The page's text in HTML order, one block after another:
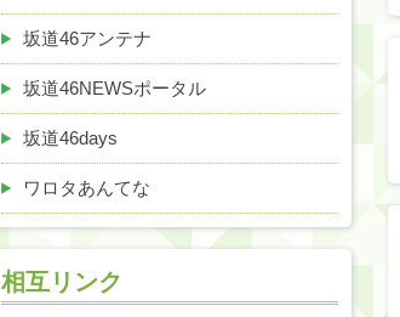
坂道46アンテナ
坂道46NEWSポータル
坂道46days
ワロタあんてな
相互リンク